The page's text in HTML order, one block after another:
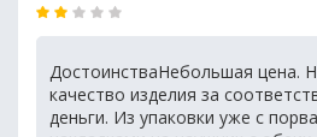
ДостоинстваНебольшая цена.
качество изделия за
деньги. Из упаковки уже с